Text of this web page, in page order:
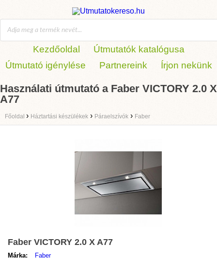
Kezdőoldal
Útmutatók katalógusa
Útmutató igénylése
Partnereink Írjon nekünk
Használati útmutató a Faber VICTORY 2.0 X
A77
Főoldal › Háztartási készülékek › Páraelszívók › Faber
Faber VICTORY 2.0 X A77
Márka:
Faber